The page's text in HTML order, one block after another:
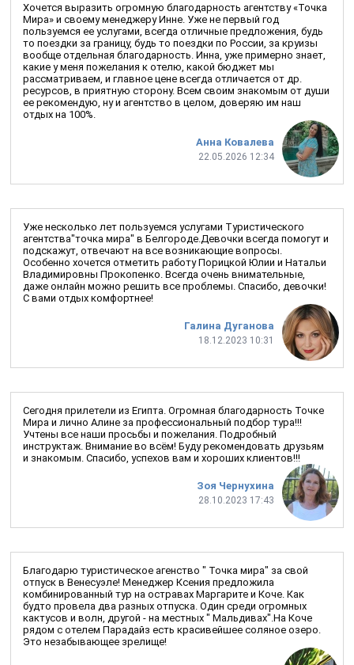
Анна Ковалева
22.05.2026 12:34
Хочется выразить огромную благодарность агентству «Точка
Мира» и своему менеджеру Инне. Уже не первый год
пользуемся ее услугами, всегда отличные предложения, будь
то поездки за границу, будь то поездки по России, за круизы
вообще отдельная благодарность. Инна, уже примерно знает,
какие у меня пожелания к отелю, какой бюджет мы
рассматриваем, и главное цене всегда отличается от др.
ресурсов, в приятную сторону. Всем своим знакомым от души
ее рекомендую, ну и агентство в целом, доверяю им наш
отдых на 100%.
Галина Дуганова
18.12.2023 10:31
Уже несколько лет пользуемся услугами Туристического
агентства"точка мира" в Белгороде.Девочки всегда помогут и
подскажут, отвечают на все возникающие вопросы.
Особенно хочется отметить работу Порицкой Юлии и Натальи
Владимировны Прокопенко. Всегда очень внимательные,
даже онлайн можно решить все проблемы. Спасибо, девочки!
С вами отдых комфортнее!
Зоя Чернухина
28.10.2023 17:43
Сегодня прилетели из Египта. Огромная благодарность Точке
Мира и лично Алине за профессиональный подбор тура!!!
Учтены все наши просьбы и пожелания. Подробный
инструктаж. Внимание во всём! Буду рекомендовать друзьям
и знакомым. Спасибо, успехов вам и хороших клиентов!!!
Благодарю туристическое агенство " Точка мира" за свой
отпуск в Венесуэле! Менеджер Ксения предложила
комбинированный тур на остравах Маргарите и Коче. Как
будто провела два разных отпуска. Один среди огромных
кактусов и волн, другой - на местных " Мальдивах".На Коче
рядом с отелем Парадайз есть красивейшее соляное озеро.
Это незабывающее зрелище!